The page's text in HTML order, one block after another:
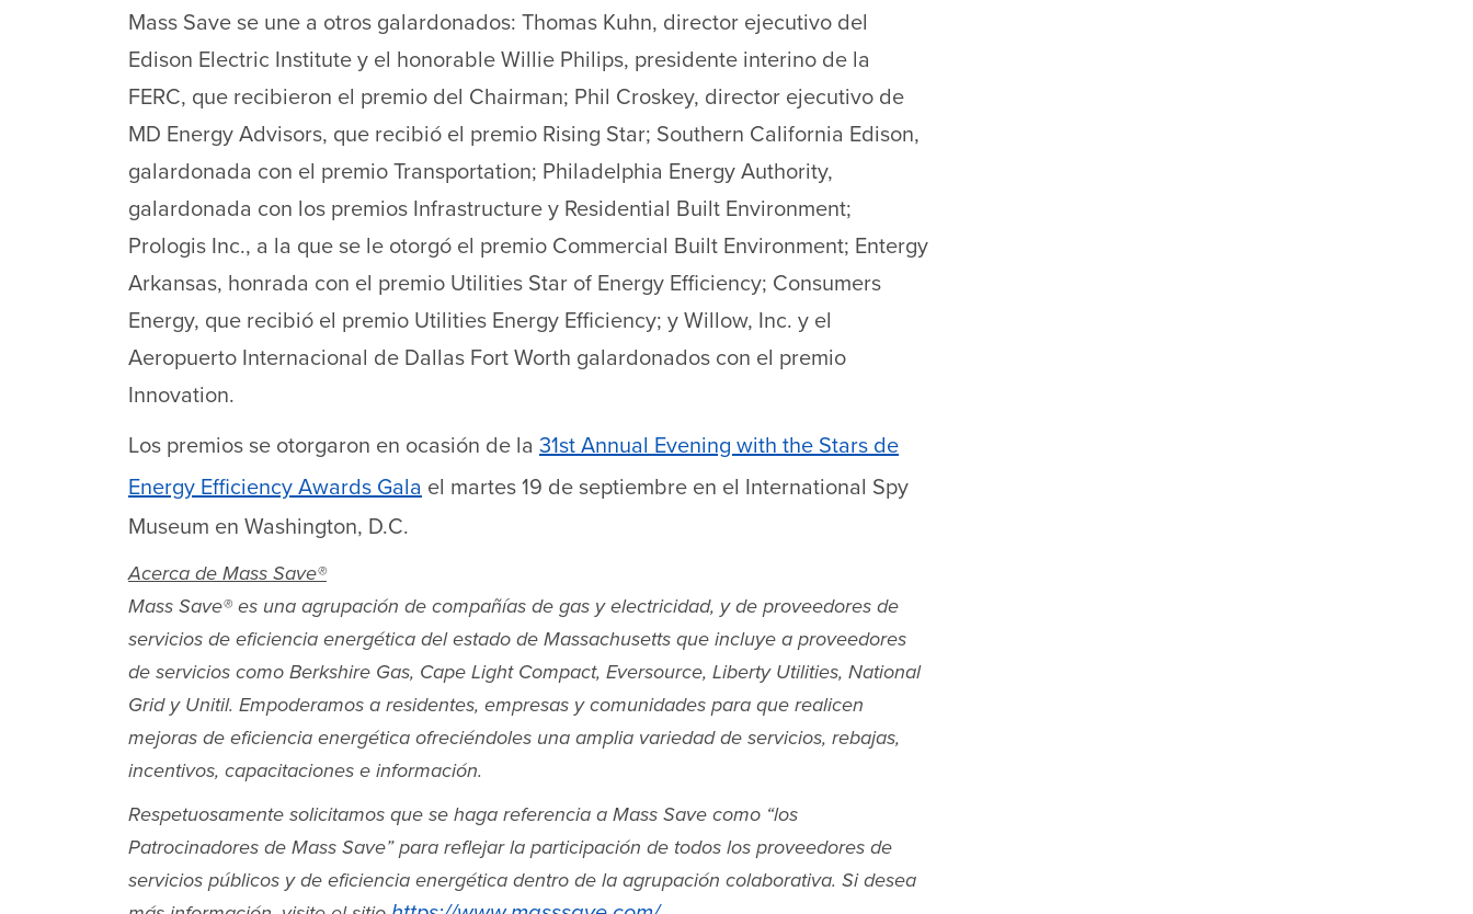
Mass Save se une a otros galardonados: Thomas Kuhn, director ejecutivo del
Edison Electric Institute y el honorable Willie Philips, presidente interino de la
FERC, que recibieron el premio del Chairman; Phil Croskey, director ejecutivo de
MD Energy Advisors, que recibió el premio Rising Star; Southern California Edison,
galardonada con el premio Transportation; Philadelphia Energy Authority,
galardonada con los premios Infrastructure y Residential Built Environment;
Prologis Inc., a la que se le otorgó el premio Commercial Built Environment; Entergy
Arkansas, honrada con el premio Utilities Star of Energy Efficiency; Consumers
Energy, que recibió el premio Utilities Energy Efficiency; y Willow, Inc. y el
Aeropuerto Internacional de Dallas Fort Worth galardonados con el premio
Innovation.
Los premios se otorgaron en ocasión de la 31st Annual Evening with the Stars de
Energy Efficiency Awards Gala el martes 19 de septiembre en el International Spy
Museum en Washington, D.C.
Acerca de Mass Save®
Mass Save® es una agrupación de compañías de gas y electricidad, y de proveedores de
servicios de eficiencia energética del estado de Massachusetts que incluye a proveedores
de servicios como Berkshire Gas, Cape Light Compact, Eversource, Liberty Utilities, National
Grid y Unitil. Empoderamos a residentes, empresas y comunidades para que realicen
mejoras de eficiencia energética ofreciéndoles una amplia variedad de servicios, rebajas,
incentivos, capacitaciones e información.
Respetuosamente solicitamos que se haga referencia a Mass Save como “los
Patrocinadores de Mass Save” para reflejar la participación de todos los proveedores de
servicios públicos y de eficiencia energética dentro de la agrupación colaborativa. Si desea